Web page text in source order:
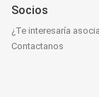
Socios
¿Te interesaría
Contactanos